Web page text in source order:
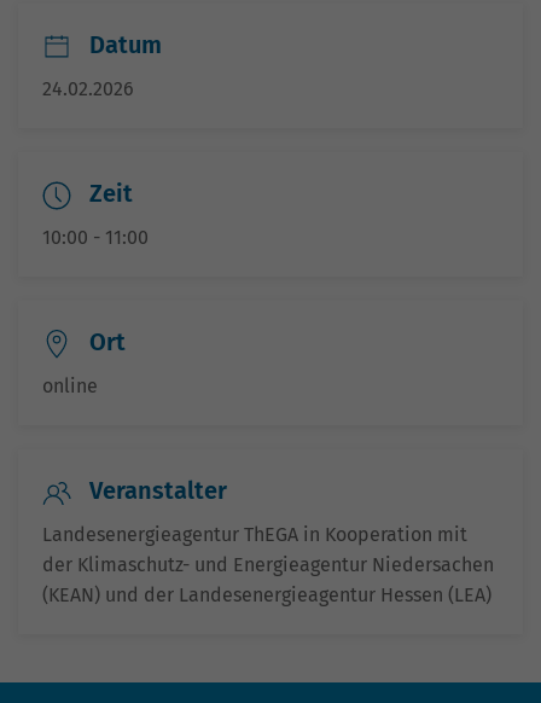
Datum
24.02.2026
Zeit
10:00 - 11:00
Ort
online
Veranstalter
Landesenergieagentur ThEGA in Kooperation mit
der Klimaschutz- und Energieagentur Niedersachen
(KEAN) und der Landesenergieagentur Hessen (LEA)